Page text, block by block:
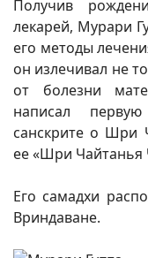
Получив
лекарей, Мурари
его методы
он излечивал не
от болезни
написал
санскрите о Шри
ее «Шри Чайтанья
Его самадхи
Вриндаване.